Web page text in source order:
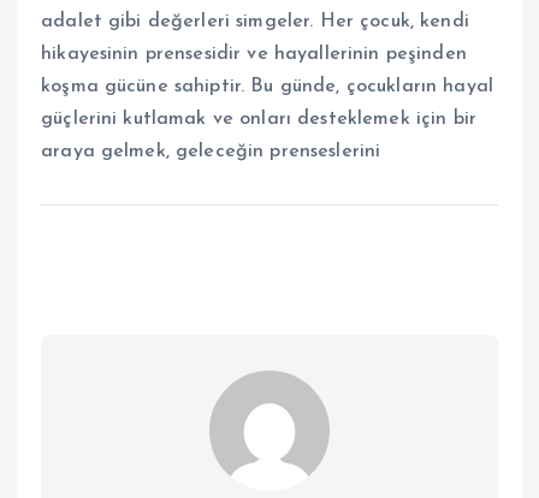
adalet gibi değerleri simgeler. Her çocuk, kendi
hikayesinin prensesidir ve hayallerinin peşinden
koşma gücüne sahiptir. Bu günde, çocukların hayal
güçlerini kutlamak ve onları desteklemek için bir
araya gelmek, geleceğin prenseslerini